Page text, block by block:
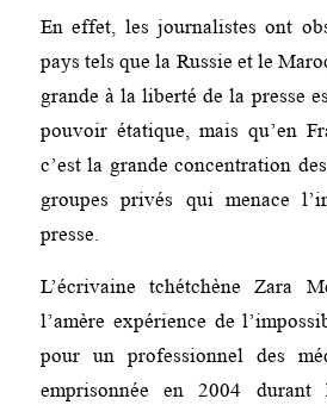
En effet, les journalistes ont
pays tels que la Russie et le
grande à la liberté de la presse
pouvoir étatique, mais qu’en
c’est la grande concentration
groupes privés qui menace
presse.
L’écrivaine tchétchène Zara
l’amère expérience de
pour un professionnel des
emprisonnée en 2004